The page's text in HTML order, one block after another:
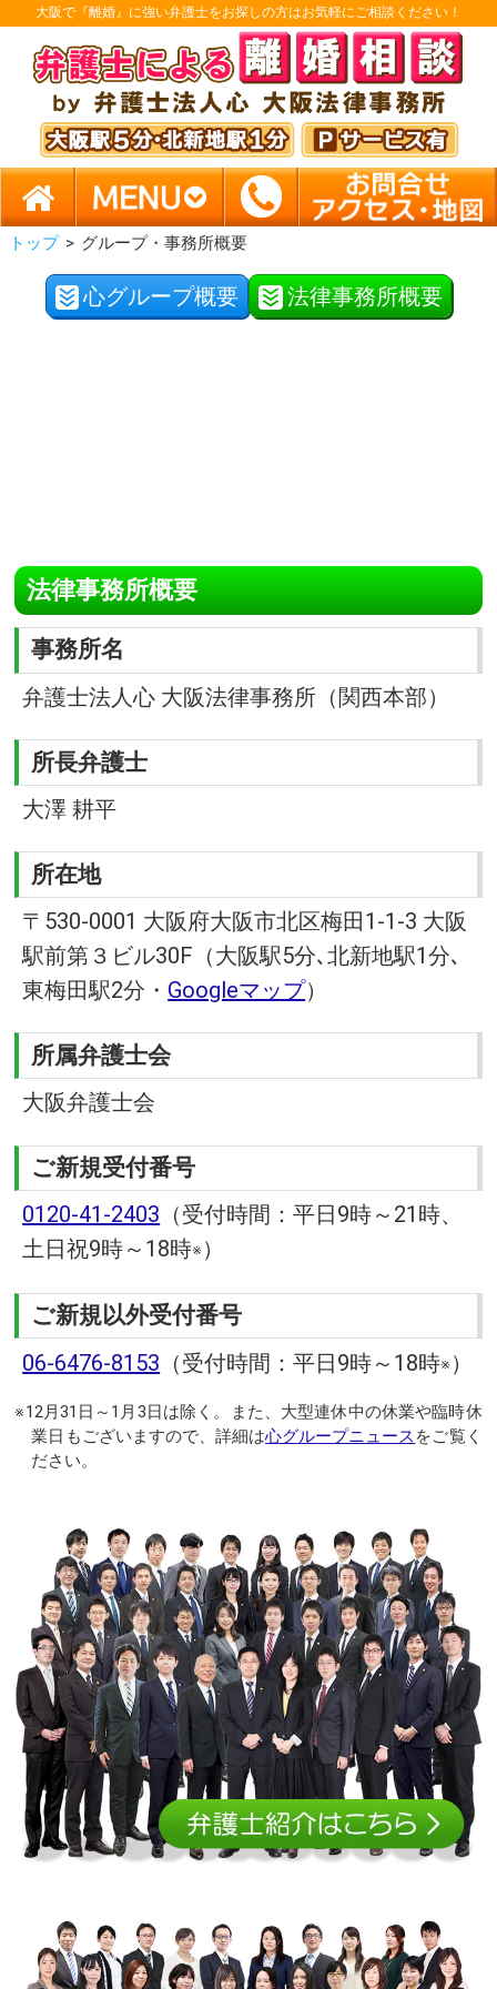
大阪で『離婚』に強い弁護士をお探しの方はお気軽にご相談ください！
トップ > グループ・事務所概要
心グループ概要 法律事務所概要
法律事務所概要
事務所名
弁護士法人心 大阪法律事務所（関西本部）
所長弁護士
大澤 耕平
所在地
〒530-0001 大阪府大阪市北区梅田1-1-3 大阪
駅前第３ビル30F（大阪駅5分､北新地駅1分､
東梅田駅2分・ Googleマップ）
所属弁護士会
大阪弁護士会
ご新規受付番号
0120-41-2403 （受付時間：平日9時～21時、
土日祝9時～18時※ ）
ご新規以外受付番号
06-6476-8153 （受付時間：平日9時～18時※ ）
※12月31日～1月3日は除く。また、大型連休中の休業や臨時休
業日もございますので、詳細は心グループニュース をご覧く
ださい。